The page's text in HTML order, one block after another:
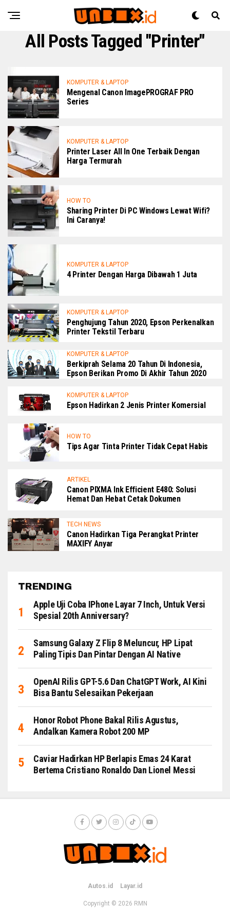
All Posts Tagged "Printer"
KOMPUTER & LAPTOP
Mengenal Canon ImagePROGRAF PRO
Series
KOMPUTER & LAPTOP
Printer Laser All In One Terbaik Dengan
Harga Termurah
HOW TO
Sharing Printer Di PC Windows Lewat Wifi?
Ini Caranya!
KOMPUTER & LAPTOP
4 Printer Dengan Harga Dibawah 1 Juta
KOMPUTER & LAPTOP
Penghujung Tahun 2020, Epson Perkenalkan
Printer Tekstil Terbaru
KOMPUTER & LAPTOP
Berkiprah Selama 20 Tahun Di Indonesia,
Epson Berikan Promo Di Akhir Tahun 2020
KOMPUTER & LAPTOP
Epson Hadirkan 2 Jenis Printer Komersial
HOW TO
Tips Agar Tinta Printer Tidak Cepat Habis
ARTIKEL
Canon PIXMA Ink Efficient E480: Solusi
Hemat Dan Hebat Cetak Dokumen
TECH NEWS
Canon Hadirkan Tiga Perangkat Printer
MAXIFY Anyar
TRENDING
Apple Uji Coba IPhone Layar 7 Inch, Untuk Versi
Spesial 20th Anniversary?
Samsung Galaxy Z Flip 8 Meluncur, HP Lipat
Paling Tipis Dan Pintar Dengan AI Native
OpenAI Rilis GPT-5.6 Dan ChatGPT Work, AI Kini
Bisa Bantu Selesaikan Pekerjaan
Honor Robot Phone Bakal Rilis Agustus,
Andalkan Kamera Robot 200 MP
Caviar Hadirkan HP Berlapis Emas 24 Karat
Bertema Cristiano Ronaldo Dan Lionel Messi
Autos.id Layar.id
Copyright © 2026 RMN